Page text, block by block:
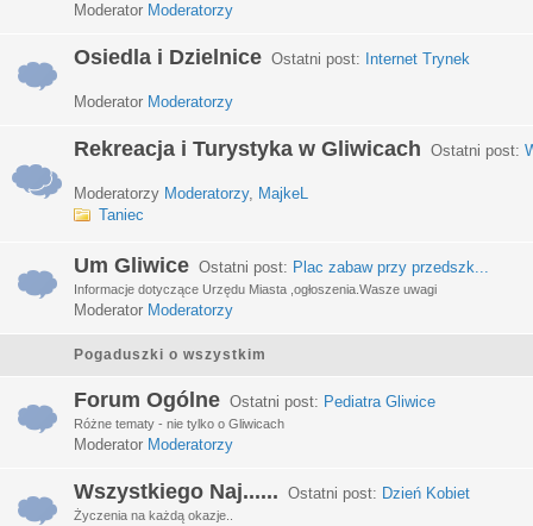
Moderator Moderatorzy
Osiedla i Dzielnice Ostatni post: Internet Trynek
Moderator Moderatorzy
Rekreacja i Turystyka w Gliwicach Ostatni post:
Moderatorzy Moderatorzy, MajkeL
Taniec
Um Gliwice Ostatni post: Plac zabaw przy przedszk...
Informacje dotyczące Urzędu Miasta ,ogłoszenia.Wasze uwagi
Moderator Moderatorzy
Pogaduszki o wszystkim
Forum Ogólne Ostatni post: Pediatra Gliwice
Różne tematy - nie tylko o Gliwicach
Moderator Moderatorzy
Wszystkiego Naj...... Ostatni post: Dzień Kobiet
Życzenia na każdą okazje..